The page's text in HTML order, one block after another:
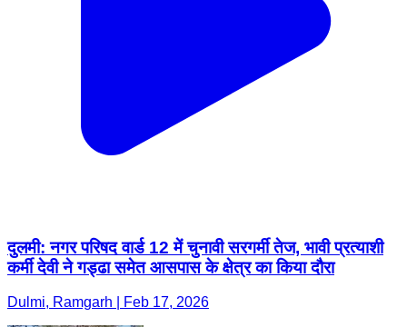
दुलमी: नगर परिषद वार्ड 12 में चुनावी सरगर्मी तेज, भावी प्रत्याशी
कर्मी देवी ने गड्ढा समेत आसपास के क्षेत्र का किया दौरा
Dulmi, Ramgarh | Feb 17, 2026